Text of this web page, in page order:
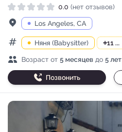
0.0 (нет отзывов)
Адрес
Los Angeles, CA
КатегорииНяня (Babysitter) +11 ...
Возраст детей
Возраст от 5 месяцев до 5 лет
Позвонить